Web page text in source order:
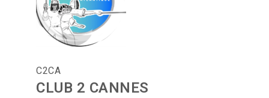
C2CA
CLUB 2 CANNES